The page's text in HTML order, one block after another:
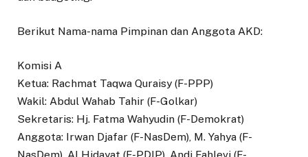
Berikut Nama-nama Pimpinan dan Anggota AKD:
Komisi A
Ketua: Rachmat Taqwa Quraisy (F-PPP)
Wakil: Abdul Wahab Tahir (F-Golkar)
Sekretaris: Hj. Fatma Wahyudin (F-Demokrat)
Anggota: Irwan Djafar (F-NasDem), M. Yahya (F-